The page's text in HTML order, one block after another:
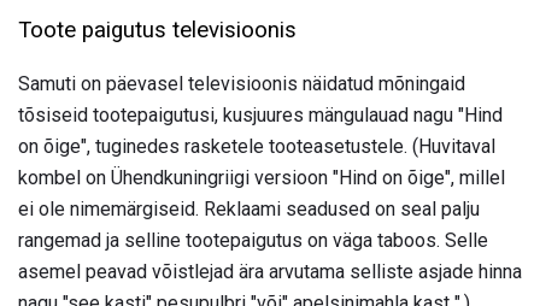
Toote paigutus televisioonis
Samuti on päevasel televisioonis näidatud mõningaid
tõsiseid tootepaigutusi, kusjuures mängulauad nagu "Hind
on õige", tuginedes rasketele tooteasetustele. (Huvitaval
kombel on Ühendkuningriigi versioon "Hind on õige", millel
ei ole nimemärgiseid. Reklaami seadused on seal palju
rangemad ja selline tootepaigutus on väga taboos. Selle
asemel peavad võistlejad ära arvutama selliste asjade hinna